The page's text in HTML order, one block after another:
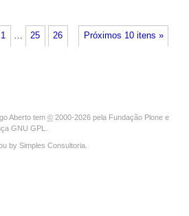
Próximos 10 itens »
1 … 25 26
Aberto tem © 2000-2026 pela Fundação Plone e
GNU GPL
by Simples Consultoria